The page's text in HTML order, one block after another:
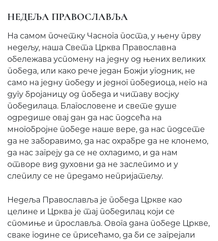
НЕДЕЉА ПРАВОСЛАВЉА
На самом почетку Часнога поста, у њену прву
недељу, наша Света Црква Православна
обележава успомену на једну од њених великих
победа, или како рече један Божји угодник, не
само на једну победу и једног победиоца, него на
дугу бројаницу од победа и читаву восјку
победилаца. Благословене и свете душе
одредише овај дан да нас подсећа на
многобројне победе наше вере, да нас подсете
да не заборавимо, да нас охрабре да не клонемо,
да нас загреју да се не охладимо, и да нам
отворе вид духовни да не заслепимо и у
слепилу се не предамо непријатељу.
Недеља Православља је победа Цркве као
целине и Црква је тај победилац који се
спомиње и прославља. Овога дана победе Цркве,
сваке године се присећамо, да би се загрејали